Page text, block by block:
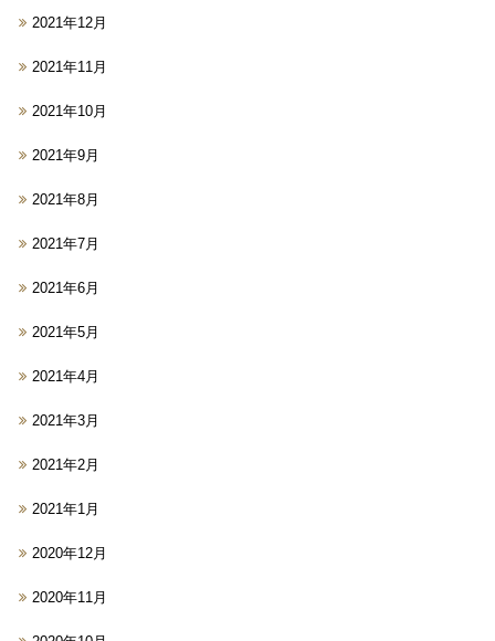
2021年12月
2021年11月
2021年10月
2021年9月
2021年8月
2021年7月
2021年6月
2021年5月
2021年4月
2021年3月
2021年2月
2021年1月
2020年12月
2020年11月